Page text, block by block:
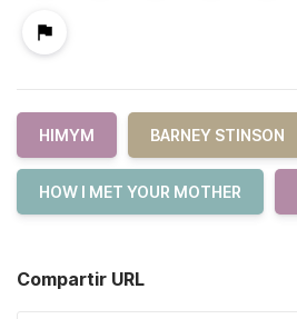
HIMYM BARNEY STINSON
HOW I MET YOUR MOTHER
Compartir URL